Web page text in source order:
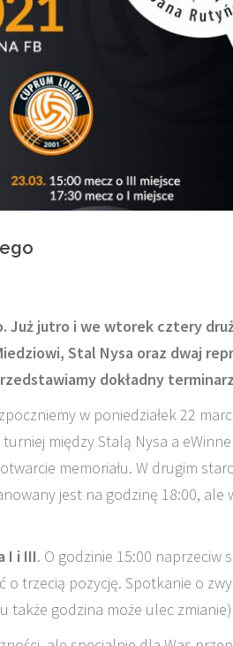
Już jutro i we wtorek cztery
Stal Nysa oraz dwaj
dokładny
w poniedziałek 22
między Stalą Nysa a
memoriału. W drugim
jest na godzinę 18:00, ale
I i III. O godzinie 15:00 naprzeciw
o trzecią pozycję. Spotkanie o
także godzina może ulec